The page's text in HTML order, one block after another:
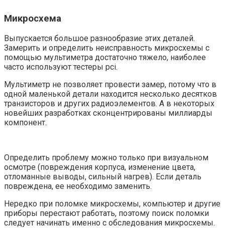
Микросхема
Выпускается большое разнообразие этих деталей.
Замерить и определить неисправность микросхемы с
помощью мультиметра достаточно тяжело, наиболее
часто используют тестеры pci.
Мультиметр не позволяет провести замер, потому что в
одной маленькой детали находится несколько десятков
транзисторов и других радиоэлементов. А в некоторых
новейших разработках сконцентрированы миллиарды
компонент.
Определить проблему можно только при визуальном
осмотре (повреждения корпуса, изменение цвета,
отломанные выводы, сильный нагрев). Если деталь
повреждена, ее необходимо заменить.
Нередко при поломке микросхемы, компьютер и другие
приборы перестают работать, поэтому поиск поломки
следует начинать именно с обследования микросхемы.